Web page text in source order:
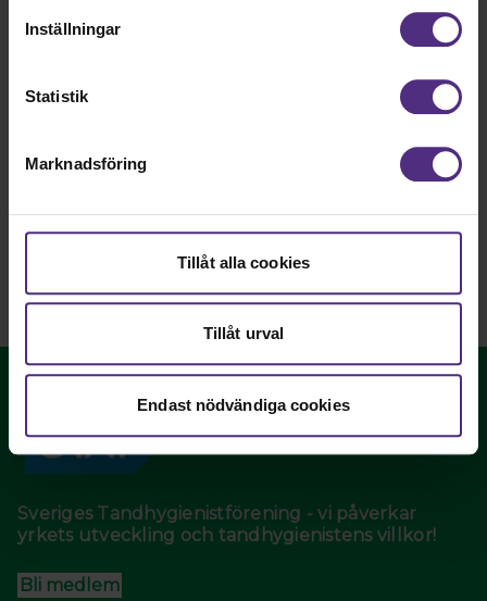
cookies vid fortsatt användande av vår webbplats.
Inställningar
Statistik
Marknadsföring
Tillåt alla cookies
Tillåt urval
Endast nödvändiga cookies
STHF:s dokument för
Sveriges Tandhygienistförening - vi påverkar
yrkets utveckling och tandhygienistens villkor!
Bli medlem